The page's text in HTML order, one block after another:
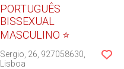
PORTUGUÊS
BISSEXUAL
MASCULINO ⭐
Sergio 26 927058630
Lisboa